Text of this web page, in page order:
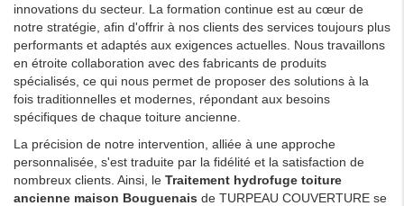
innovations du secteur. La formation continue est au cœur de
notre stratégie, afin d'offrir à nos clients des services toujours plus
performants et adaptés aux exigences actuelles. Nous travaillons
en étroite collaboration avec des fabricants de produits
spécialisés, ce qui nous permet de proposer des solutions à la
fois traditionnelles et modernes, répondant aux besoins
spécifiques de chaque toiture ancienne.
La précision de notre intervention, alliée à une approche
personnalisée, s'est traduite par la fidélité et la satisfaction de
nombreux clients. Ainsi, le Traitement hydrofuge toiture
ancienne maison Bouguenais de TURPEAU COUVERTURE se